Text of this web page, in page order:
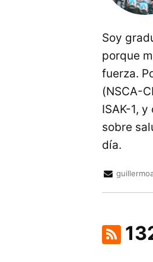
Soy
porque
fuerza.
(NSCA-
ISAK-1,
sobre
día.